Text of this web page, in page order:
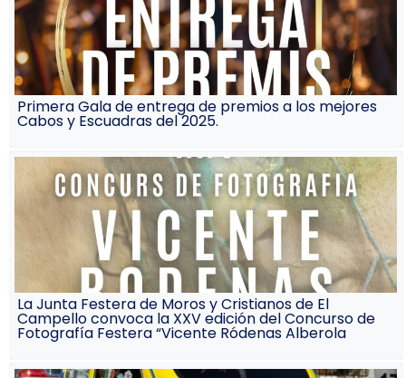
Primera Gala de entrega de premios a los mejores
Cabos y Escuadras del 2025.
La Junta Festera de Moros y Cristianos de El
Campello convoca la XXV edición del Concurso de
Fotografía Festera “Vicente Ródenas Alberola